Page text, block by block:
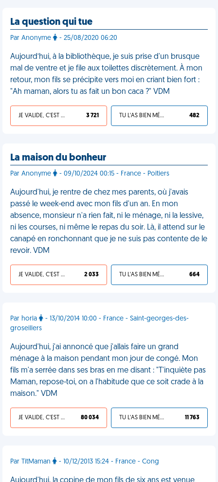
La question qui tue
Par Anonyme - 25/08/2020 06:20
Aujourd’hui, à la bibliothèque, je suis prise d'un brusque
mal de ventre et je file aux toilettes discrètement. À mon
retour, mon fils se précipite vers moi en criant bien fort :
"Ah maman, alors tu as fait un bon caca ?" VDM
JE VALIDE, C'EST UNE VDM 3 721 TU L'AS BIEN MÉRITÉ 482
La maison du bonheur
Par Anonyme - 09/10/2024 00:15 - France - Poitiers
Aujourd'hui, je rentre de chez mes parents, où j'avais
passé le week-end avec mon fils d'un an. En mon
absence, monsieur n'a rien fait, ni le ménage, ni la lessive,
ni les courses, ni même le repas du soir. Là, il attend sur le
canapé en ronchonnant que je ne suis pas contente de le
revoir. VDM
JE VALIDE, C'EST UNE VDM 2 033 TU L'AS BIEN MÉRITÉ 664
Par horla
- 13/10/2014 10:00 - France - Saint-georges-des-
groseillers
Aujourd'hui, j'ai annoncé que j'allais faire un grand
ménage à la maison pendant mon jour de congé. Mon
fils m'a serrée dans ses bras en me disant : "T'inquiète pas
Maman, repose-toi, on a l'habitude que ce soit crade à la
maison." VDM
JE VALIDE, C'EST UNE VDM 80 034 TU L'AS BIEN MÉRITÉ 11 763
Par TitMaman - 10/12/2013 15:24 - France - Cong